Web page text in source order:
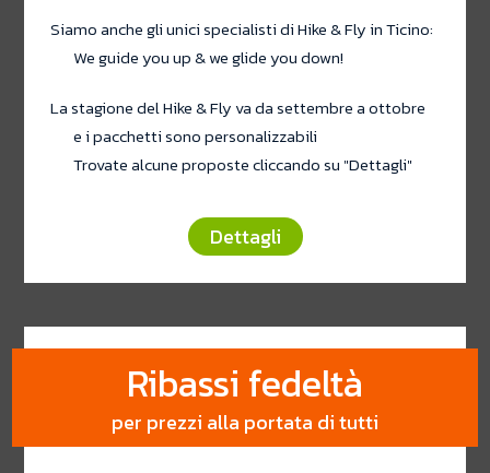
Siamo anche gli unici specialisti di Hike & Fly in Ticino:
We guide you up & we glide you down!
La stagione del Hike & Fly va da settembre a ottobre
e i pacchetti sono personalizzabili
Trovate alcune proposte cliccando su "Dettagli"
Dettagli
Ribassi fedeltà
per prezzi alla portata di tutti